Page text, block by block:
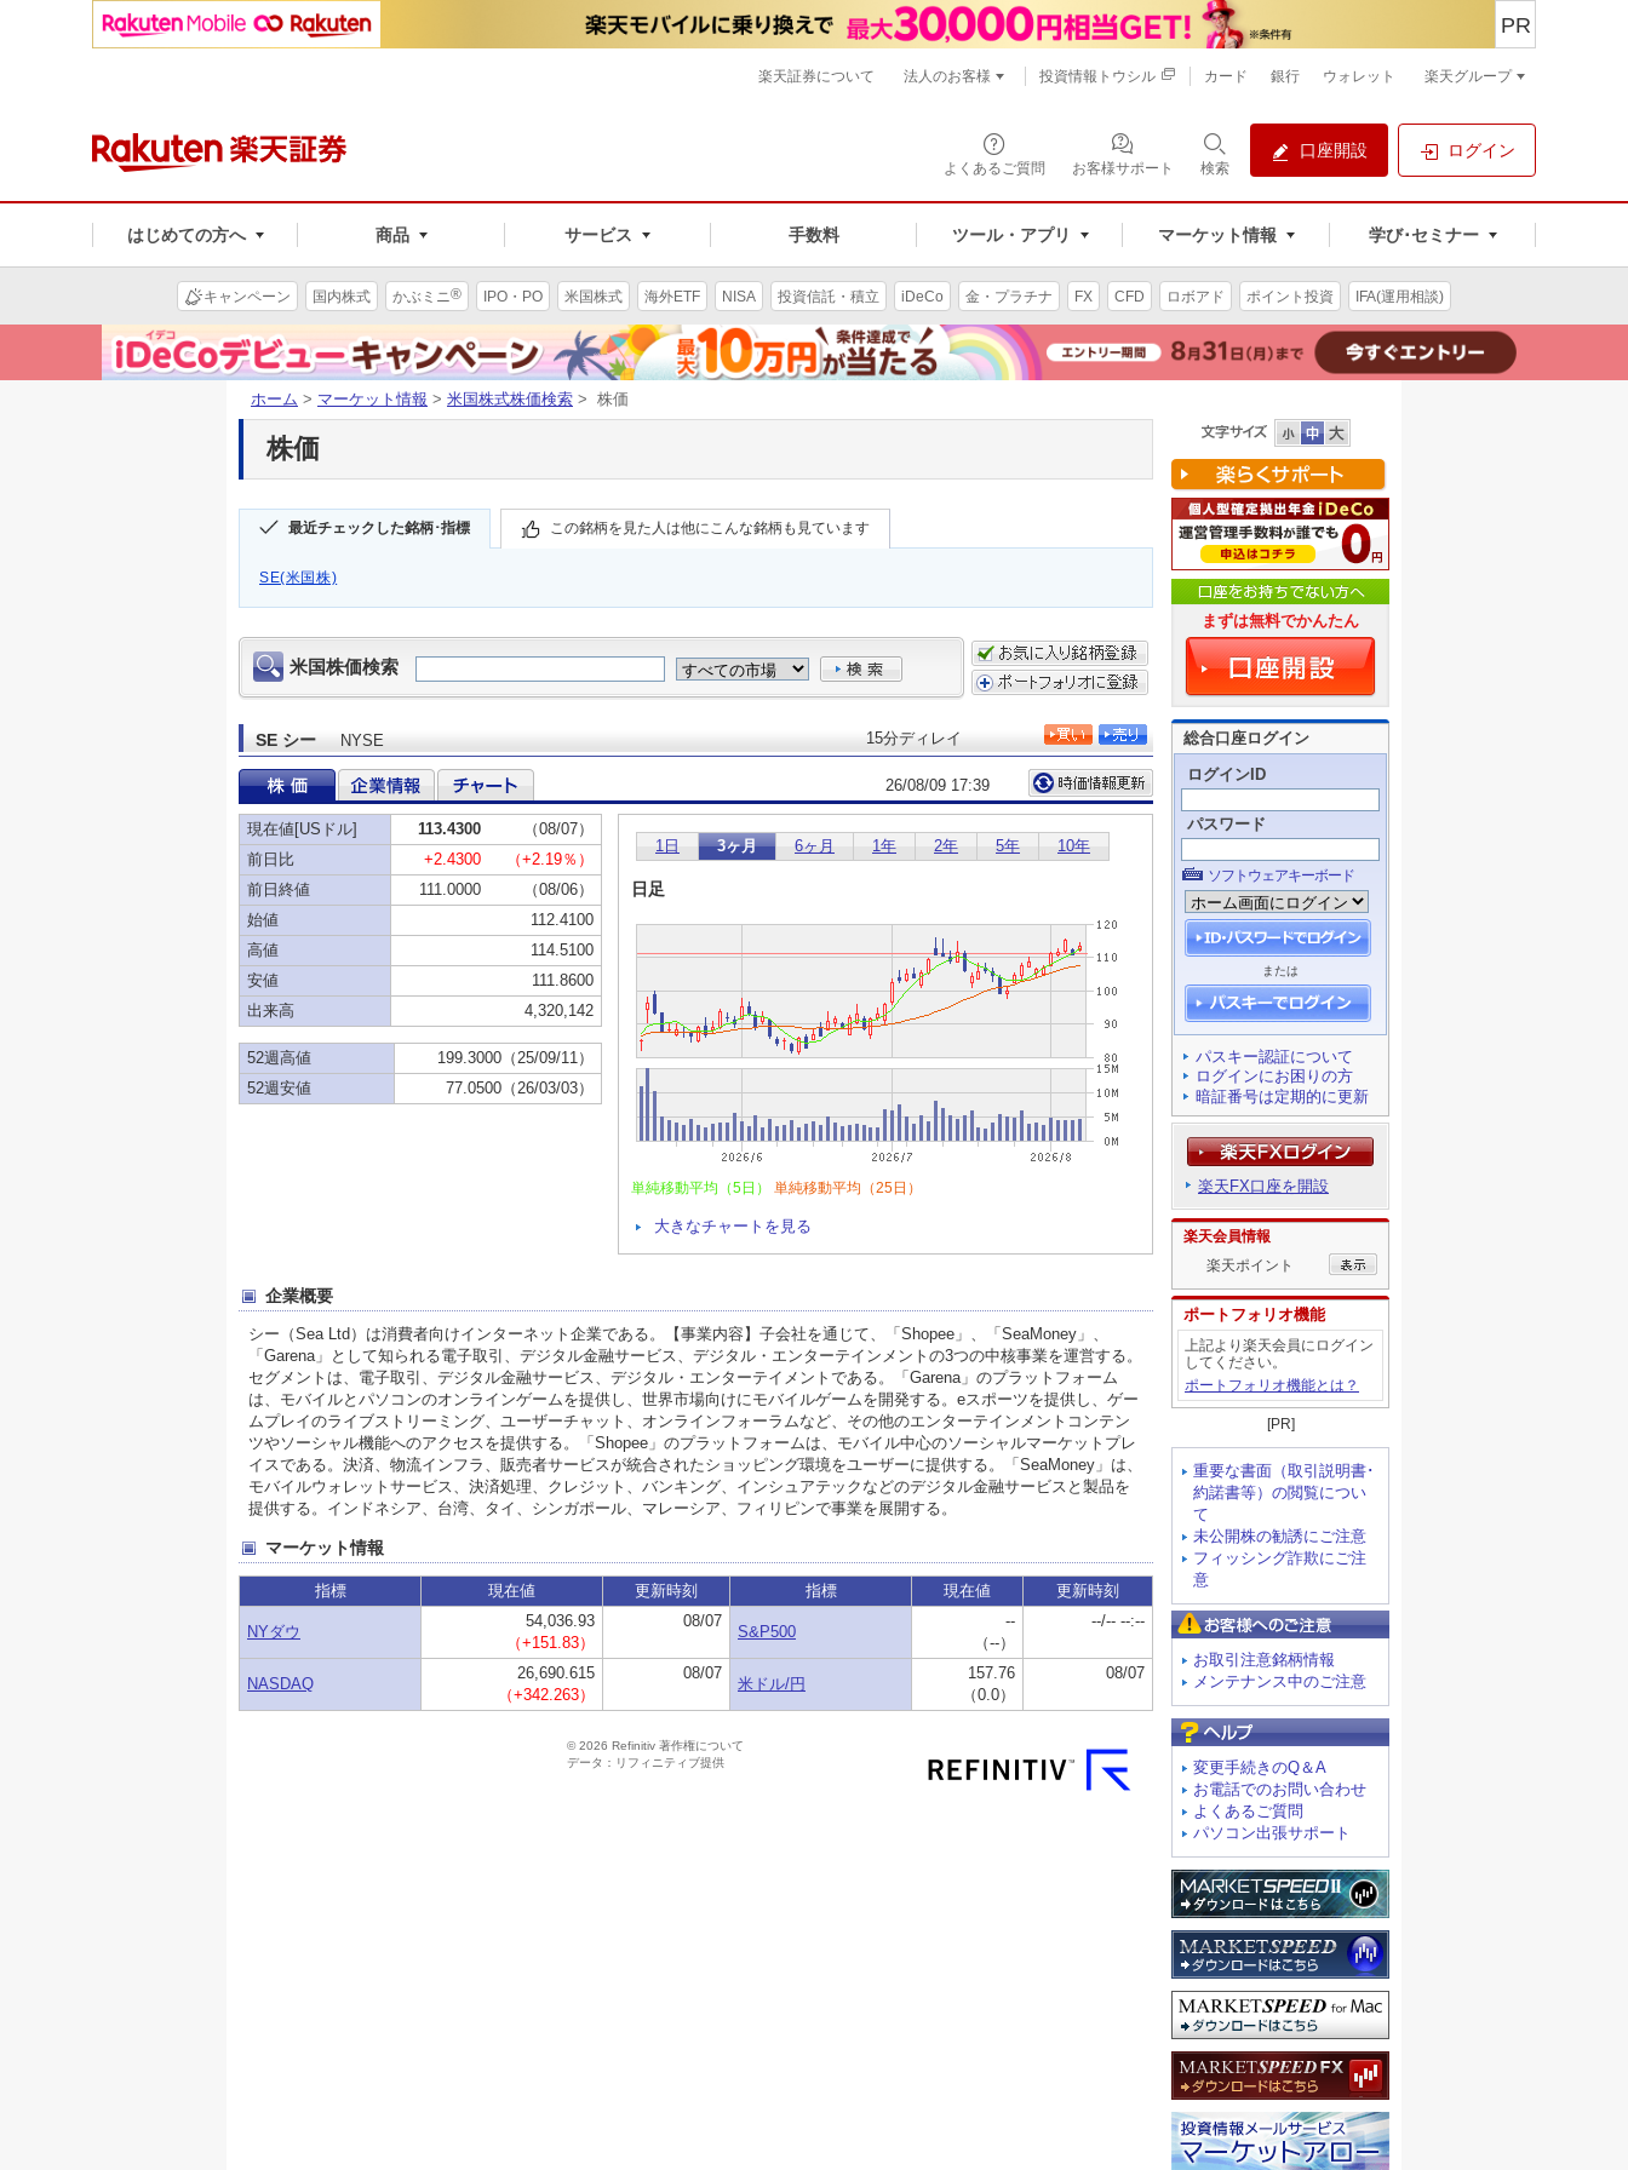
よくあるご質問 お客様サポート 検索
口座開設 ログイン
はじめての方へ 商品 サービス 手数料 ツール・アプリ マーケット情報 学び･セミナー
PR
楽天証券について 法人のお客様 投資情報トウシル カード 銀行 ウォレット 楽天グループ
キャンペーン 国内株式 かぶミニ® IPO・PO 米国株式 海外ETF NISA 投資信託・積立 iDeCo 金・プラチナ FX CFD ロボアド ポイント投資 IFA(運用相談)
ホーム > マーケット情報 > 米国株式株価検索 > 株価
株価
最近チェックした銘柄･指標 この銘柄を見た人は他にこんな銘柄も見ています
SE(米国株)
まずは無料でかんたん
総合口座ログイン
ログインID
パスワード
ソフトウェアキーボード
または
パスキー認証について
ログインにお困りの方
暗証番号は定期的に更新
楽天FX口座を開設
楽天会員情報
楽天ポイント
ポートフォリオ機能
上記より楽天会員にログイン
してください。
ポートフォリオ機能とは？
[PR]
重要な書面（取引説明書･
約諾書等）の閲覧につい
て
未公開株の勧誘にご注意
フィッシング詐欺にご注
意
お取引注意銘柄情報
メンテナンス中のご注意
変更手続きのQ＆A
お電話でのお問い合わせ
よくあるご質問
パソコン出張サポート